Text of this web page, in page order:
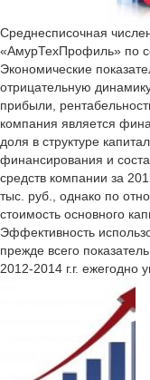
Среднесписочная
«АмурТехПрофиль» по
Экономические
отрицательную
прибыли,
компания является
доля в структуре
финансирования и
средств компании за
тыс. руб., однако по
стоимость основного
Эффективность
прежде всего
2012-2014 г.г. ежегодно